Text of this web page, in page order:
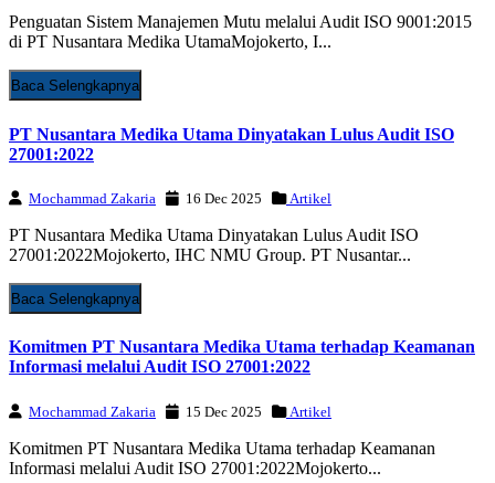
Penguatan Sistem Manajemen Mutu melalui Audit ISO 9001:2015
di PT Nusantara Medika UtamaMojokerto, I...
Baca Selengkapnya
PT Nusantara Medika Utama Dinyatakan Lulus Audit ISO
27001:2022
Mochammad Zakaria 16 Dec 2025 Artikel
PT Nusantara Medika Utama Dinyatakan Lulus Audit ISO
27001:2022Mojokerto, IHC NMU Group. PT Nusantar...
Baca Selengkapnya
Komitmen PT Nusantara Medika Utama terhadap Keamanan
Informasi melalui Audit ISO 27001:2022
Mochammad Zakaria 15 Dec 2025 Artikel
Komitmen PT Nusantara Medika Utama terhadap Keamanan
Informasi melalui Audit ISO 27001:2022Mojokerto...